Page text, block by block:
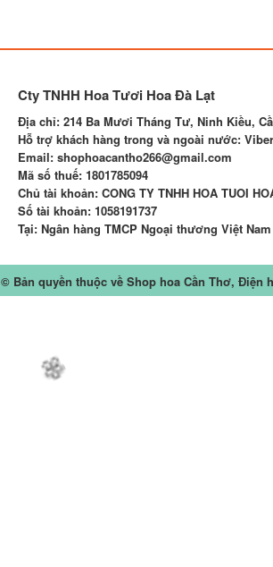
Cty TNHH Hoa Tươi Hoa Đà Lạt
Địa chỉ: 214 Ba Mươi Tháng Tư, Ninh Kiều,
Hỗ trợ khách hàng trong và ngoài nước:
Email: shophoacantho266@gmail.com
Mã số thuế: 1801785094
Chủ tài khoản: CONG TY TNHH HOA TUOI
Số tài khoản: 1058191737
Tại: Ngân hàng TMCP Ngoại thương Việt
© Bản quyền thuộc về Shop hoa Cần Thơ, Điện